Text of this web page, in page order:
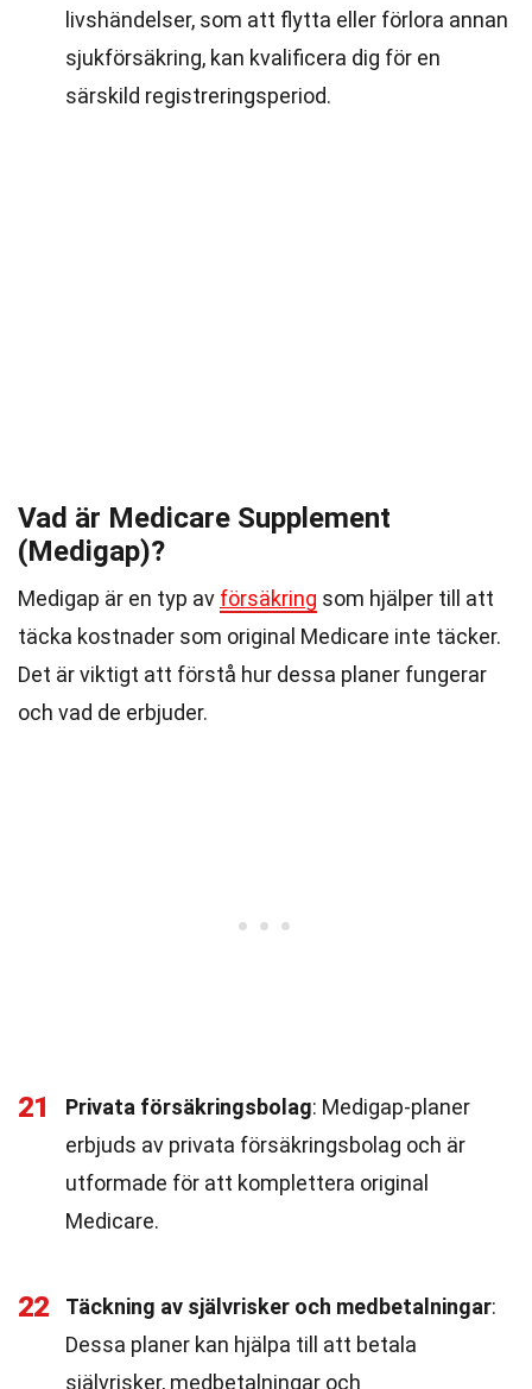
livshändelser, som att flytta eller förlora annan
sjukförsäkring, kan kvalificera dig för en
särskild registreringsperiod.
Vad är Medicare Supplement
(Medigap)?
Medigap är en typ av försäkring som hjälper till att
täcka kostnader som original Medicare inte täcker.
Det är viktigt att förstå hur dessa planer fungerar
och vad de erbjuder.
21 Privata försäkringsbolag: Medigap-planer
erbjuds av privata försäkringsbolag och är
utformade för att komplettera original
Medicare.
22 Täckning av självrisker och medbetalningar:
Dessa planer kan hjälpa till att betala
självrisker, medbetalningar och